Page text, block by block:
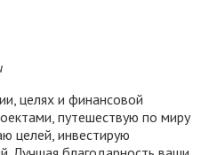
целях и финансовой
путешествую по миру
целей, инвестирую